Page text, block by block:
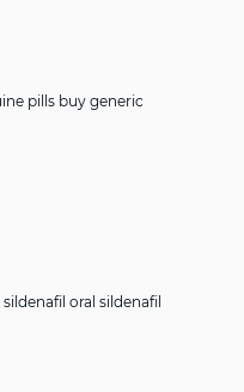
pills buy generic
oral sildenafil